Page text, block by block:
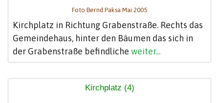
Foto Bernd Paksa Mai 2005
Kirchplatz in Richtung Grabenstraße. Rechts das
Gemeindehaus, hinter den Bäumen das sich in
der Grabenstraße befindliche weiter...
Kirchplatz (4)